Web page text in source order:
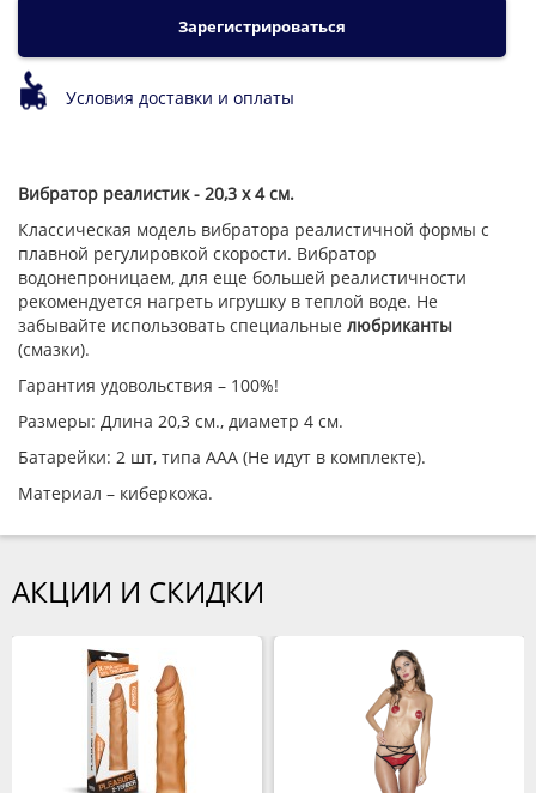
Зарегистрироваться
Условия доставки и оплаты
Вибратор реалистик - 20,3 х 4 см.
Классическая модель вибратора реалистичной формы с
плавной регулировкой скорости. Вибратор
водонепроницаем, для еще большей реалистичности
рекомендуется нагреть игрушку в теплой воде. Не
забывайте использовать специальные любриканты
(смазки).
Гарантия удовольствия – 100%!
Размеры: Длина 20,3 см., диаметр 4 см.
Батарейки: 2 шт, типа ААА (Не идут в комплекте).
Материал – киберкожа.
АКЦИИ И СКИДКИ